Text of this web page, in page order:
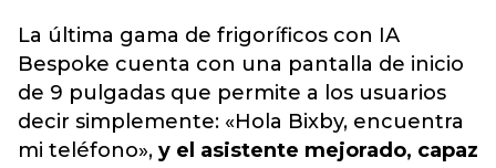
La última gama de frigoríficos con IA
Bespoke cuenta con una pantalla de inicio
de 9 pulgadas que permite a los usuarios
decir simplemente: «Hola Bixby, encuentra
mi teléfono», y el asistente mejorado, capaz